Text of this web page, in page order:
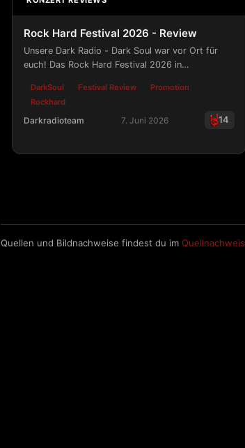
Rock Hard Festival 2026 - Review
Unsere Dark Radio - Dark Soul war vor Ort für
euch! Das Rock Hard Festival 2026 in
das Amphitheater in Gelsenkirchen seine Pforten
für das Rockhard Festival geöffnet hat.
DarkSoul Festival Review
Promotion
Rockhard
Darkradioteam 7. Juni 2026 14
Rock Hard Festival 2026 - Review
Quellen und Bildnachweise findest du im Quellnachweis